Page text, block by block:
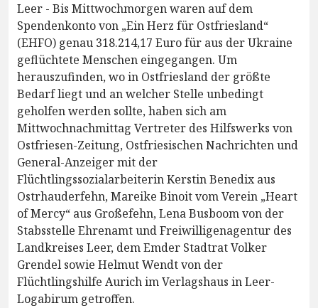
Leer - Bis Mittwochmorgen waren auf dem
Spendenkonto von „Ein Herz für Ostfriesland“
(EHFO) genau 318.214,17 Euro für aus der Ukraine
geflüchtete Menschen eingegangen. Um
herauszufinden, wo in Ostfriesland der größte
Bedarf liegt und an welcher Stelle unbedingt
geholfen werden sollte, haben sich am
Mittwochnachmittag Vertreter des Hilfswerks von
Ostfriesen-Zeitung, Ostfriesischen Nachrichten und
General-Anzeiger mit der
Flüchtlingssozialarbeiterin Kerstin Benedix aus
Ostrhauderfehn, Mareike Binoit vom Verein „Heart
of Mercy“ aus Großefehn, Lena Busboom von der
Stabsstelle Ehrenamt und Freiwilligenagentur des
Landkreises Leer, dem Emder Stadtrat Volker
Grendel sowie Helmut Wendt von der
Flüchtlingshilfe Aurich im Verlagshaus in Leer-
Logabirum getroffen.